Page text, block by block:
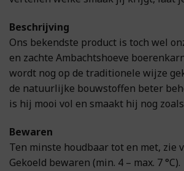
Beschrijving
Ons bekendste product is toch wel
en zachte Ambachtshoeve
wordt nog op de traditionele wijze
de natuurlijke bouwstoffen beter
is hij mooi vol en smaakt hij nog
Bewaren
Ten minste houdbaar tot en met, zie
Gekoeld bewaren (min. 4 – max. 7 °C).